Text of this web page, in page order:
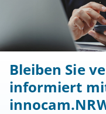
Bleiben Sie
informiert